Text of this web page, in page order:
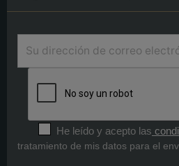
He leído y acepto las
tratamiento de mis datos para el